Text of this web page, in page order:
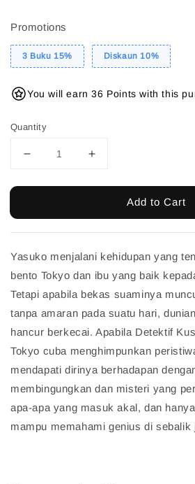
Promotions
3 Buku 15% Diskaun 10%
You will earn 36 Points with this
Quantity
Add to Cart
Yasuko menjalani kehidupan yang
bento Tokyo dan ibu yang baik
Tetapi apabila bekas suaminya
tanpa amaran pada suatu hari,
hancur berkecai. Apabila Detektif
Tokyo cuba menghimpunkan
mendapati dirinya berhadapan
membingungkan dan misteri yang
apa-apa yang masuk akal, dan
mampu memahami genius di sebalik